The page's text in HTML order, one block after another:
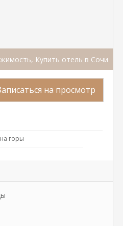
Купить отель в Сочи
на просмотр
на горы